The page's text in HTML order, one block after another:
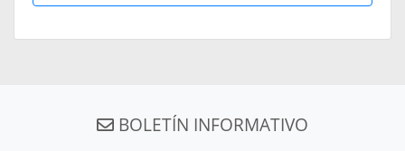
BOLETÍN INFORMATIVO